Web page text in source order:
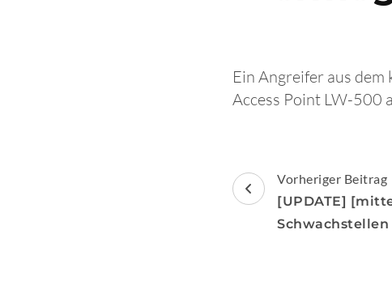
Ein Angreifer aus
Access Point LW-500
Vorheriger Beitrag
[UPDATE]
Schwachstellen